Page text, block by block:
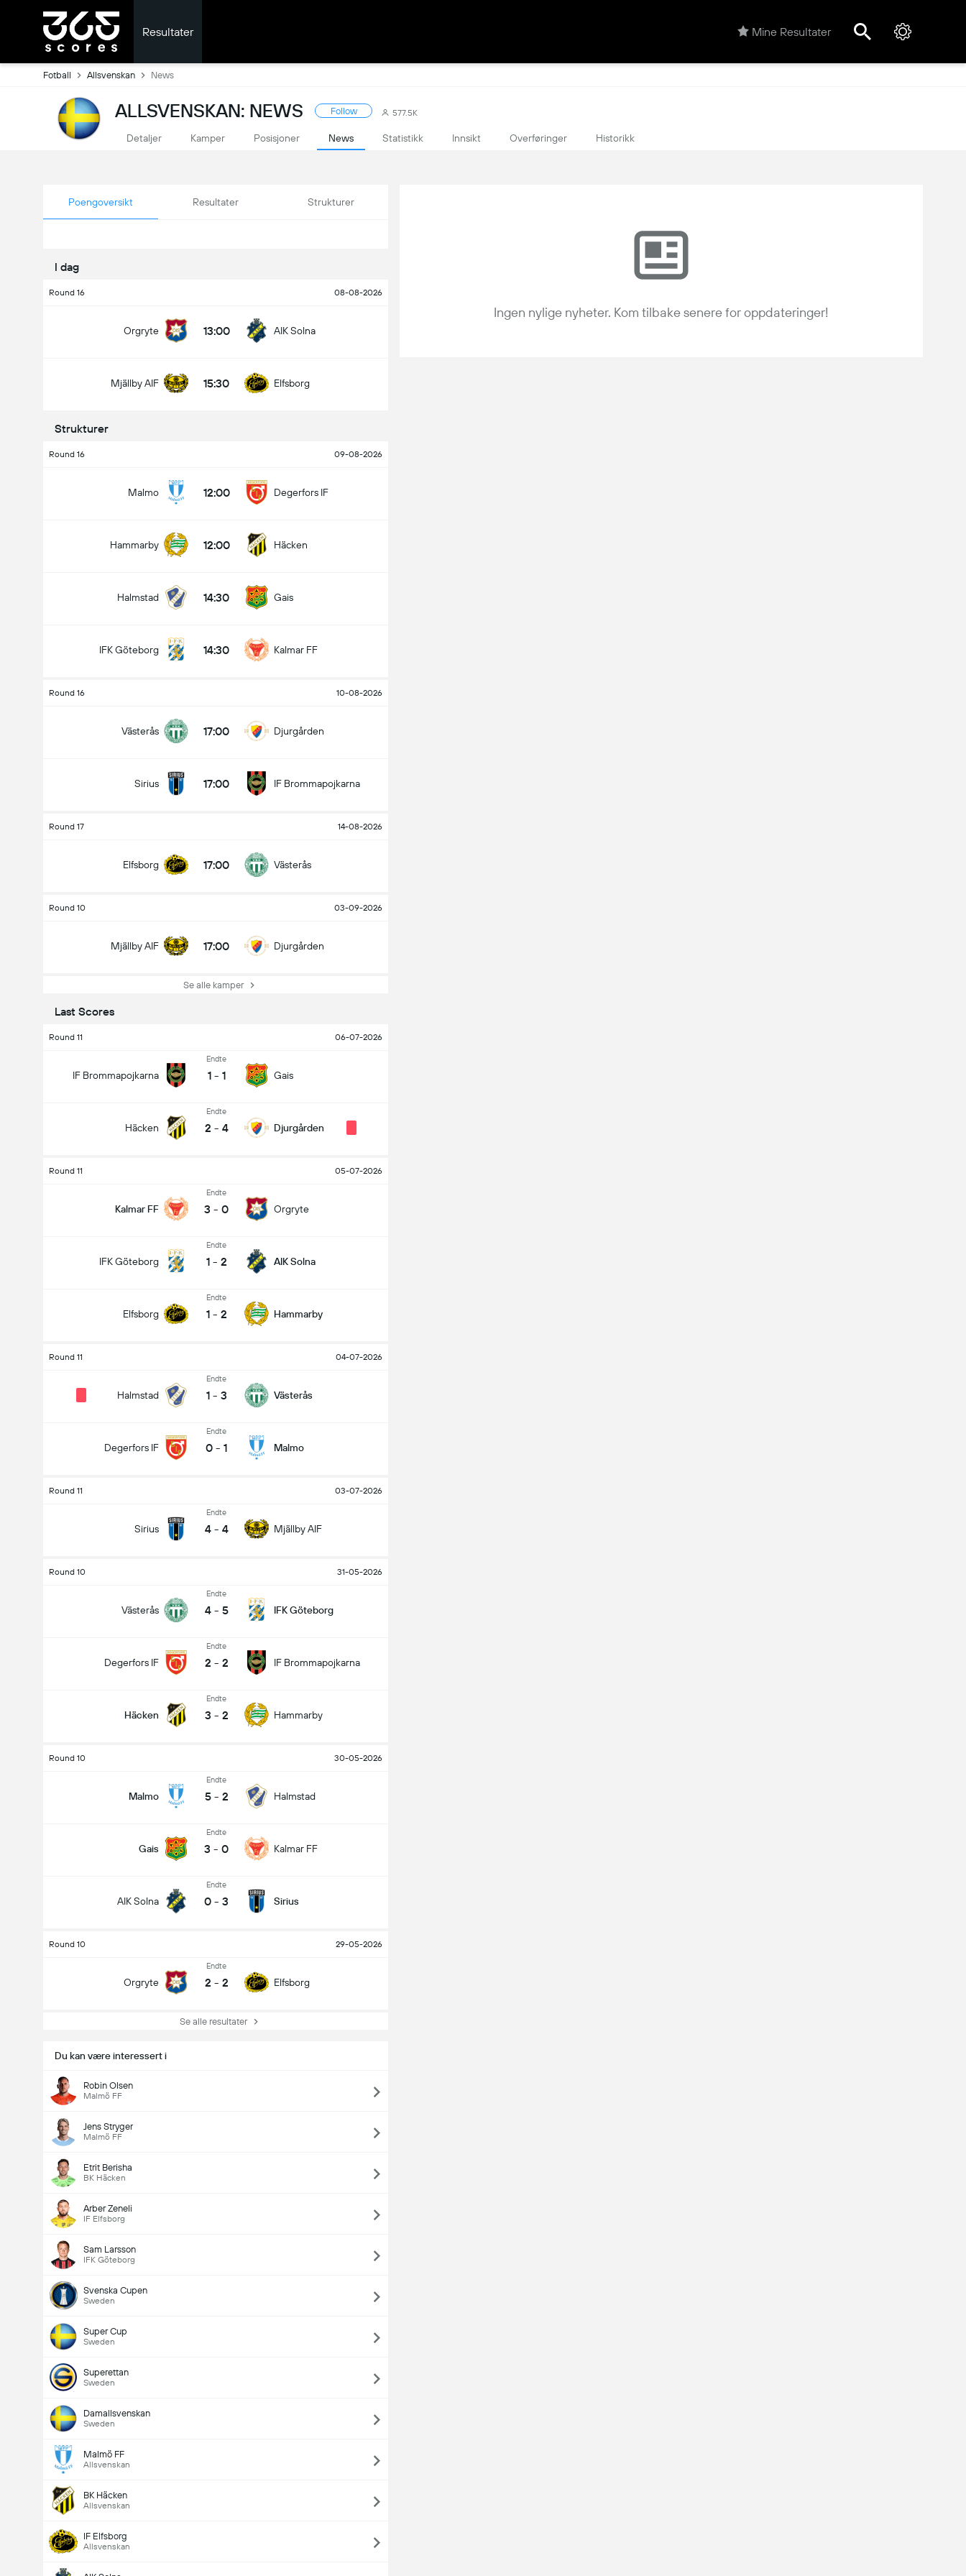
Resultater Mine Resultater
Fotball Allsvenskan News
ALLSVENSKAN: NEWS Follow 577.5K
Detaljer Kamper Posisjoner News Statistikk Innsikt Overføringer Historikk
Poengoversikt Resultater Strukturer
I dag
Round 16 08-08-2026
Orgryte 13:00 AIK Solna
Mjällby AIF 15:30 Elfsborg
Strukturer
Round 16 09-08-2026
Malmo 12:00 Degerfors IF
Hammarby 12:00 Häcken
Halmstad 14:30 Gais
IFK Göteborg 14:30 Kalmar FF
Round 16 10-08-2026
Västerås 17:00 Djurgården
Sirius 17:00 IF Brommapojkarna
Round 17 14-08-2026
Elfsborg 17:00 Västerås
Round 10 03-09-2026
Mjällby AIF 17:00 Djurgården
Se alle kamper
Last Scores
Round 11 06-07-2026
IF Brommapojkarna
Endte
1 - 1 Gais
Häcken
Endte
2 - 4 Djurgården
Round 11 05-07-2026
Kalmar FF
Endte
3 - 0 Orgryte
IFK Göteborg
Endte
1 - 2 AIK Solna
Elfsborg
Endte
1 - 2 Hammarby
Round 11 04-07-2026
Halmstad
Endte
1 - 3 Västerås
Degerfors IF
Endte
0 - 1 Malmo
Round 11 03-07-2026
Sirius
Endte
4 - 4 Mjällby AIF
Round 10 31-05-2026
Västerås
Endte
4 - 5 IFK Göteborg
Degerfors IF
Endte
2 - 2 IF Brommapojkarna
Häcken
Endte
3 - 2 Hammarby
Round 10 30-05-2026
Malmo
Endte
5 - 2 Halmstad
Gais
Endte
3 - 0 Kalmar FF
AIK Solna
Endte
0 - 3 Sirius
Round 10 29-05-2026
Orgryte
Endte
2 - 2 Elfsborg
Se alle resultater
Du kan være interessert i
Robin Olsen
Malmö FF
Jens Stryger
Malmö FF
Etrit Berisha
BK Häcken
Arber Zeneli
IF Elfsborg
Sam Larsson
IFK Göteborg
Svenska Cupen
Sweden
Super Cup
Sweden
Superettan
Sweden
Damallsvenskan
Sweden
Malmö FF
Allsvenskan
BK Häcken
Allsvenskan
IF Elfsborg
Allsvenskan
Ingen nylige nyheter. Kom tilbake senere for oppdateringer!